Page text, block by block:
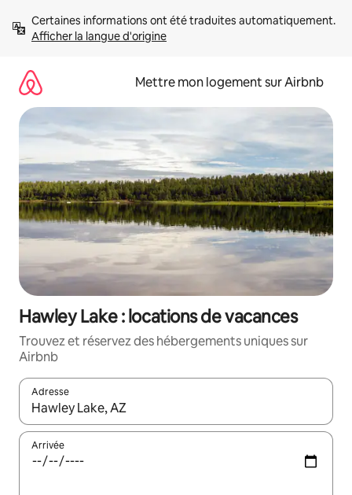
directement
Afficher la langue d'origine
Mettre mon logement sur Airbnb
Hawley Lake : locations de vacances
Trouvez et réservez des hébergements uniques sur
Airbnb
Adresse
Lorsque les résultats s'affichent, utilisez les flèches vers le
Arrivée